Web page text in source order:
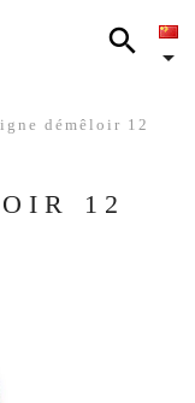


démêloir 12
12